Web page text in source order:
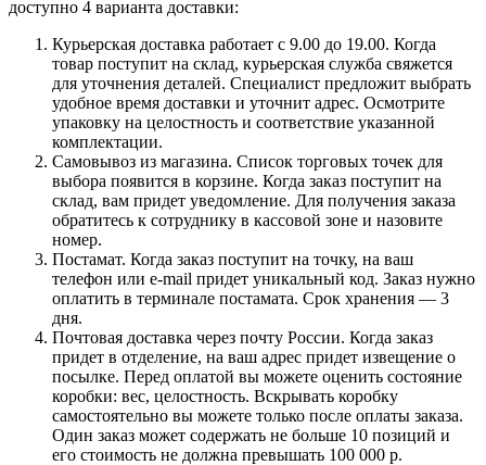
доступно 4 варианта доставки:
Курьерская доставка работает с 9.00 до 19.00. Когда
товар поступит на склад, курьерская служба свяжется
для уточнения деталей. Специалист предложит выбрать
удобное время доставки и уточнит адрес. Осмотрите
упаковку на целостность и соответствие указанной
комплектации.
Самовывоз из магазина. Список торговых точек для
выбора появится в корзине. Когда заказ поступит на
склад, вам придет уведомление. Для получения заказа
обратитесь к сотруднику в кассовой зоне и назовите
номер.
Постамат. Когда заказ поступит на точку, на ваш
телефон или e-mail придет уникальный код. Заказ нужно
оплатить в терминале постамата. Срок хранения — 3
дня.
Почтовая доставка через почту России. Когда заказ
придет в отделение, на ваш адрес придет извещение о
посылке. Перед оплатой вы можете оценить состояние
коробки: вес, целостность. Вскрывать коробку
самостоятельно вы можете только после оплаты заказа.
Один заказ может содержать не больше 10 позиций и
его стоимость не должна превышать 100 000 р.